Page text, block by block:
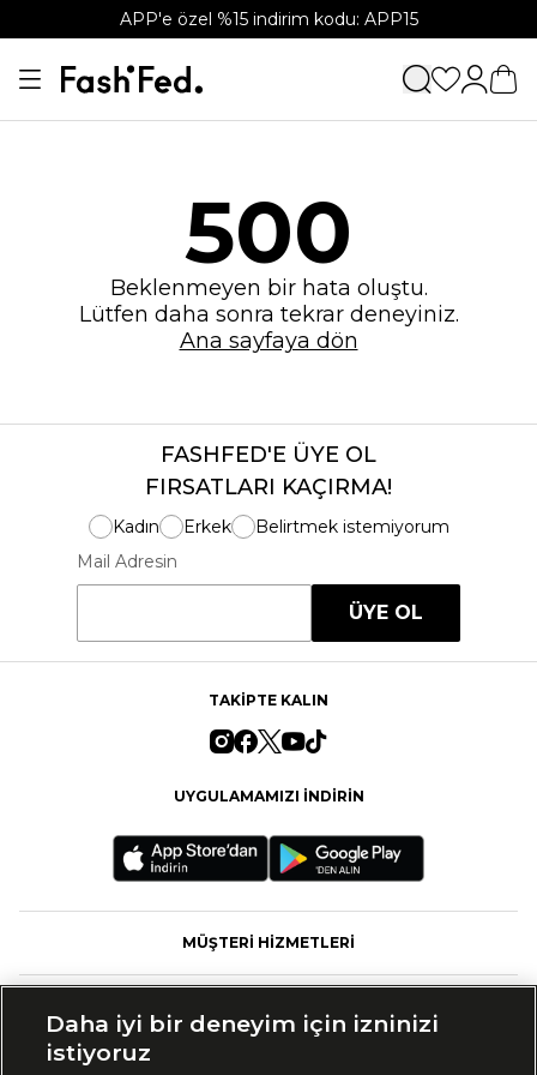
APP'e özel %15 indirim kodu: APP15
500
Beklenmeyen bir hata oluştu.
Lütfen daha sonra tekrar deneyiniz.
Ana sayfaya dön
FASHFED'E ÜYE OL
FIRSATLARI KAÇIRMA!
Kadın Erkek
Belirtmek istemiyorum
Mail Adresin
ÜYE OL
TAKİPTE KALIN
UYGULAMAMIZI İNDİRİN
MÜŞTERİ HİZMETLERİ
Daha iyi bir deneyim için izninizi
istiyoruz